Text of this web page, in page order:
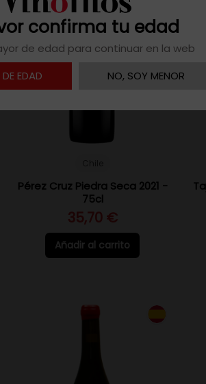
confirma tu edad
de edad para continuar en la web
EDAD
NO, SOY MENOR
Pérez Cruz Piedra Seca 2021 -
75cl
35,70 €
Añadir al carrito